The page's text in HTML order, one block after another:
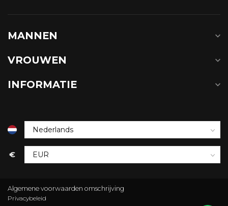
MANNEN
VROUWEN
INFORMATIE
€
Algemene voorwaarden omschrijving
Privacybeleid